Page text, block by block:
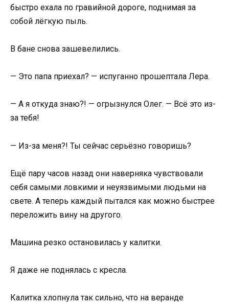
быстро ехала по гравийной дороге, поднимая за
собой лёгкую пыль.
В бане снова зашевелились.
— Это папа приехал? — испуганно прошептала Лера.
— А я откуда знаю?! — огрызнулся Олег. — Всё это из-
за тебя!
— Из-за меня?! Ты сейчас серьёзно говоришь?
Ещё пару часов назад они наверняка чувствовали
себя самыми ловкими и неуязвимыми людьми на
свете. А теперь каждый пытался как можно быстрее
переложить вину на другого.
Машина резко остановилась у калитки.
Я даже не поднялась с кресла.
Калитка хлопнула так сильно, что на веранде